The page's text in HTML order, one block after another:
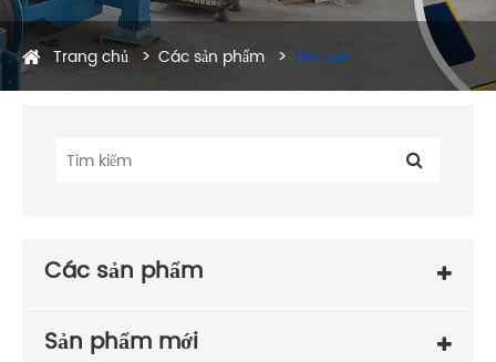
Trang chủ Các sản phẩm Gin cực
Các sản phẩm
Sản phẩm mới